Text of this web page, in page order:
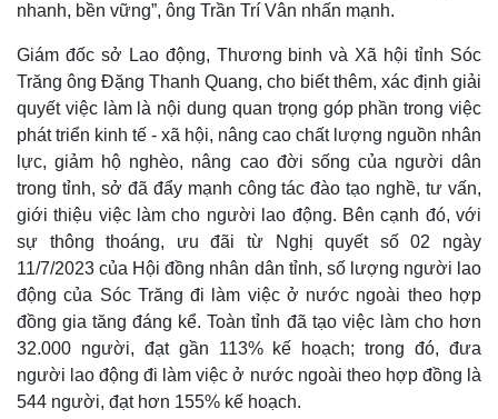
Pháp luật
Vụ án
Tin nóng
Quân sự - Quốc phòng
Vũ khí
Việt Nam
nhanh, bền vững”, ông Trần Trí Vân nhấn mạnh.
Giám đốc sở Lao động, Thương binh và Xã hội tỉnh Sóc
Trăng ông Đặng Thanh Quang, cho biết thêm, xác định giải
quyết việc làm là nội dung quan trọng góp phần trong việc
phát triển kinh tế - xã hội, nâng cao chất lượng nguồn nhân
lực, giảm hộ nghèo, nâng cao đời sống của người dân
trong tỉnh, sở đã đẩy mạnh công tác đào tạo nghề, tư vấn,
giới thiệu việc làm cho người lao động. Bên cạnh đó, với
sự thông thoáng, ưu đãi từ Nghị quyết số 02 ngày
11/7/2023 của Hội đồng nhân dân tỉnh, số lượng người lao
động của Sóc Trăng đi làm việc ở nước ngoài theo hợp
đồng gia tăng đáng kể. Toàn tỉnh đã tạo việc làm cho hơn
32.000 người, đạt gần 113% kế hoạch; trong đó, đưa
người lao động đi làm việc ở nước ngoài theo hợp đồng là
544 người, đạt hơn 155% kế hoạch.